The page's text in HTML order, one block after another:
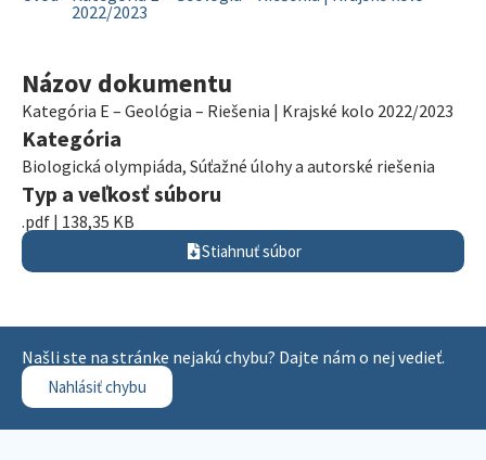
2022/2023
Názov dokumentu
Kategória E – Geológia – Riešenia | Krajské kolo 2022/2023
Kategória
Biologická olympiáda, Súťažné úlohy a autorské riešenia
Typ a veľkosť súboru
.pdf | 138,35 KB
Stiahnuť súbor
Našli ste na stránke nejakú chybu? Dajte nám o nej vedieť.
Nahlásiť chybu